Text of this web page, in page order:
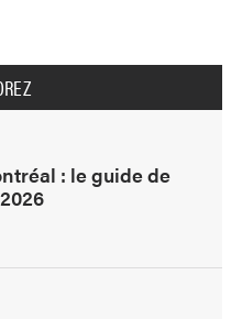
: le guide de